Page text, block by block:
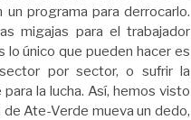
programa para derrocarlo.
migajas para el trabajador
lo único que pueden hacer es
por sector, o sufrir la
la lucha. Así, hemos visto
Ate-Verde mueva un dedo,